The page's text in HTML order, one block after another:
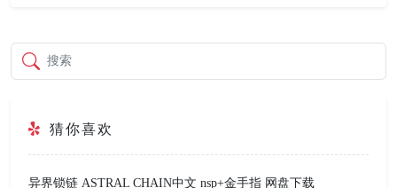
搜索
猜你喜欢
异界锁链 ASTRAL CHAIN中文 nsp+金手指 网盘下载